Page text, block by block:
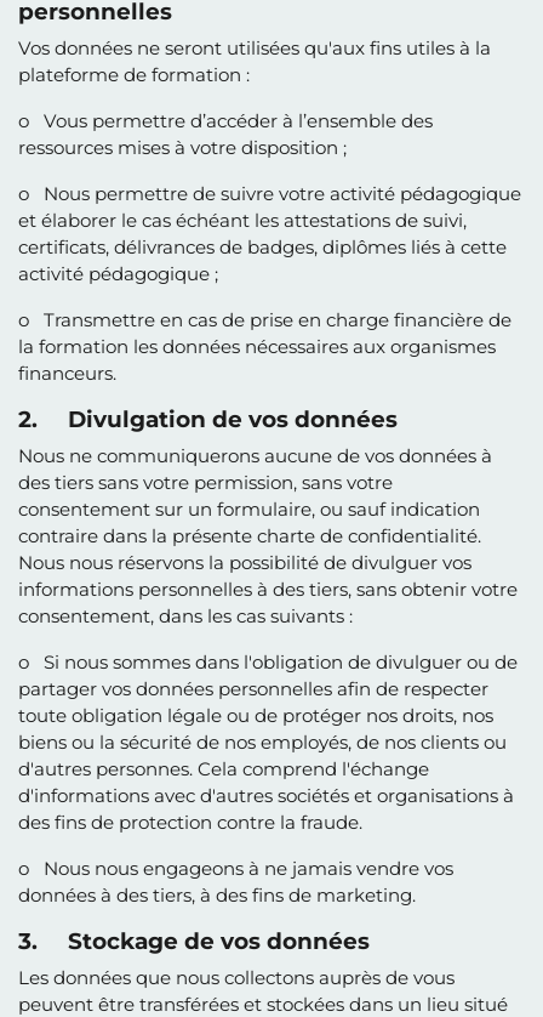
personnelles
Vos données ne seront utilisées qu'aux fins utiles à la
plateforme de formation :
o Vous permettre d’accéder à l’ensemble des
ressources mises à votre disposition ;
o Nous permettre de suivre votre activité pédagogique
et élaborer le cas échéant les attestations de suivi,
certificats, délivrances de badges, diplômes liés à cette
activité pédagogique ;
o Transmettre en cas de prise en charge financière de
la formation les données nécessaires aux organismes
financeurs.
2. Divulgation de vos données
Nous ne communiquerons aucune de vos données à
des tiers sans votre permission, sans votre
consentement sur un formulaire, ou sauf indication
contraire dans la présente charte de confidentialité.
Nous nous réservons la possibilité de divulguer vos
informations personnelles à des tiers, sans obtenir votre
consentement, dans les cas suivants :
o Si nous sommes dans l'obligation de divulguer ou de
partager vos données personnelles afin de respecter
toute obligation légale ou de protéger nos droits, nos
biens ou la sécurité de nos employés, de nos clients ou
d'autres personnes. Cela comprend l'échange
d'informations avec d'autres sociétés et organisations à
des fins de protection contre la fraude.
o Nous nous engageons à ne jamais vendre vos
données à des tiers, à des fins de marketing.
3. Stockage de vos données
Les données que nous collectons auprès de vous
peuvent être transférées et stockées dans un lieu situé